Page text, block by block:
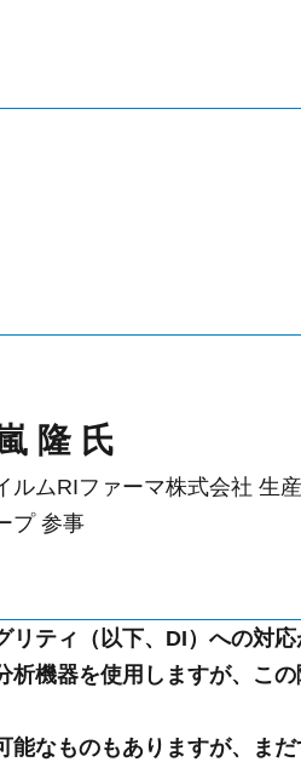
隆 氏
ルムRIファーマ株式会社 生
プ 参事
リティ（以下、DI）への対
析機器を使用しますが、こ
なものもありますが、ま